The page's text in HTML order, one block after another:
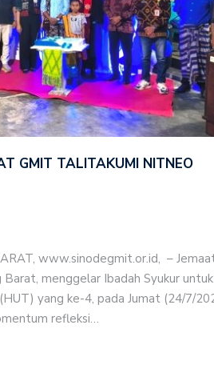
GMIT TALITAKUMI NITNEO
www.sinodegmit.or.id, –
menggelar Ibadah Syukur untuk
yang ke-4, pada Jumat (24/7/
refleksi…